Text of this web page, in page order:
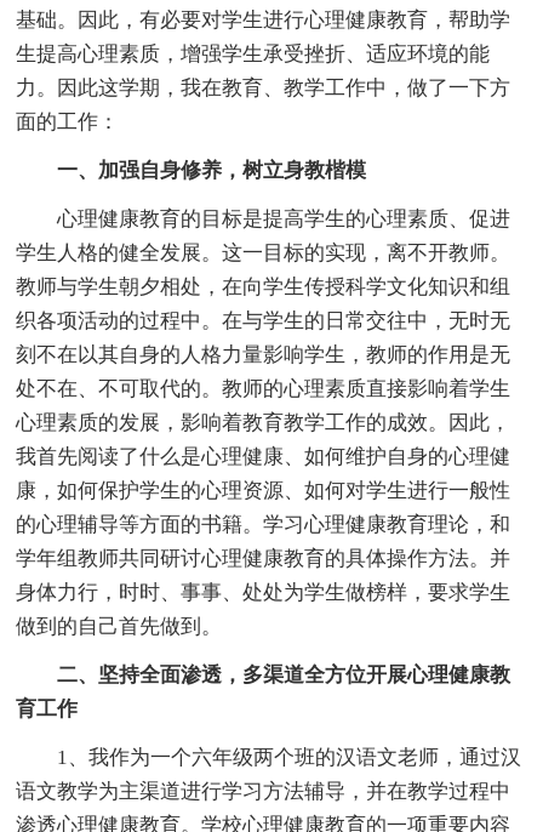
基础。因此，有必要对学生进行心理健康教育，帮助学
生提高心理素质，增强学生承受挫折、适应环境的能
力。因此这学期，我在教育、教学工作中，做了一下方
面的工作：
一、加强自身修养，树立身教楷模
心理健康教育的目标是提高学生的心理素质、促进
学生人格的健全发展。这一目标的实现，离不开教师。
教师与学生朝夕相处，在向学生传授科学文化知识和组
织各项活动的过程中。在与学生的日常交往中，无时无
刻不在以其自身的人格力量影响学生，教师的作用是无
处不在、不可取代的。教师的心理素质直接影响着学生
心理素质的发展，影响着教育教学工作的成效。因此，
我首先阅读了什么是心理健康、如何维护自身的心理健
康，如何保护学生的心理资源、如何对学生进行一般性
的心理辅导等方面的书籍。学习心理健康教育理论，和
学年组教师共同研讨心理健康教育的具体操作方法。并
身体力行，时时、事事、处处为学生做榜样，要求学生
做到的自己首先做到。
二、坚持全面渗透，多渠道全方位开展心理健康教
育工作
1、我作为一个六年级两个班的汉语文老师，通过汉
语文教学为主渠道进行学习方法辅导，并在教学过程中
渗透心理健康教育。学校心理健康教育的一项重要内容